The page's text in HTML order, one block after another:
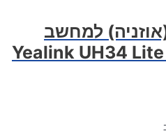
למחשב